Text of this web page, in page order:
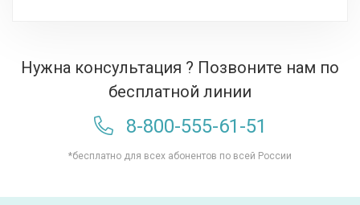
Нужна консультация ? Позвоните нам по
бесплатной линии
8-800-555-61-51
*бесплатно для всех абонентов по всей России